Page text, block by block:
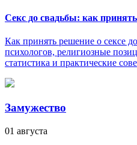
Секс до свадьбы: как
Как принять решение о сексе
психологов, религиозные
статистика и практические
Замужество
01 августа